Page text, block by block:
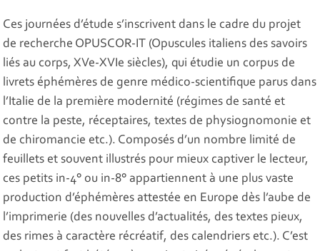
Ces journées d’étude s’inscrivent dans le cadre du projet
de recherche OPUSCOR-IT (Opuscules italiens des savoirs
liés au corps, XVe-XVIe siècles), qui étudie un corpus de
livrets éphémères de genre médico-scientifique parus dans
l’Italie de la première modernité (régimes de santé et
contre la peste, réceptaires, textes de physiognomonie et
de chiromancie etc.). Composés d’un nombre limité de
feuillets et souvent illustrés pour mieux captiver le lecteur,
ces petits in-4° ou in-8° appartiennent à une plus vaste
production d’éphémères attestée en Europe dès l’aube de
l’imprimerie (des nouvelles d’actualités, des textes pieux,
des rimes à caractère récréatif, des calendriers etc.). C’est